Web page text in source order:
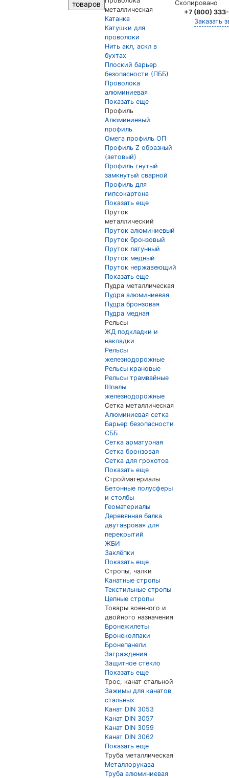
товаров
металлическая
Катанка
Катушки для
проволоки
Нить акл, аскл в
бухтах
Плоский барьер
безопасности (ПББ)
Проволока
алюминиевая
Показать еще
Профиль
Алюминиевый
профиль
Омега профиль ОП
Профиль Z образный
(зетовый)
Профиль гнутый
замкнутый сварной
Профиль для
гипсокартона
Показать еще
Пруток
металлический
Пруток алюминиевый
Пруток бронзовый
Пруток латунный
Пруток медный
Пруток нержавеющий
Показать еще
Пудра металлическая
Пудра алюминиевая
Пудра бронзовая
Пудра медная
Рельсы
ЖД подкладки и
накладки
Рельсы
железнодорожные
Рельсы крановые
Рельсы трамвайные
Шпалы
железнодорожные
Сетка металлическая
Алюминиевая сетка
Барьер безопасности
СББ
Сетка арматурная
Сетка бронзовая
Сетка для грохотов
Показать еще
Стройматериалы
Бетонные полусферы
и столбы
Геоматериалы
Деревянная балка
двутавровая для
перекрытий
ЖБИ
Заклёпки
Показать еще
Стропы, чалки
Канатные стропы
Текстильные стропы
Цепные стропы
Товары военного и
двойного назначения
Бронежилеты
Бронеколпаки
Бронепанели
Заграждения
Защитное стекло
Показать еще
Трос, канат стальной
Зажимы для канатов
стальных
Канат DIN 3053
Канат DIN 3057
Канат DIN 3059
Канат DIN 3062
Показать еще
Труба металлическая
Металлорукава
Труба алюминиевая
Скопировано
+7 (800)
Заказать